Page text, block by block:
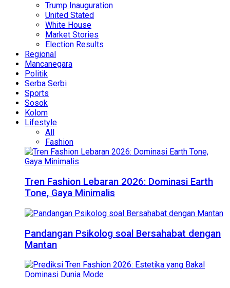
Trump Inauguration
United Stated
White House
Market Stories
Election Results
Regional
Mancanegara
Politik
Serba Serbi
Sports
Sosok
Kolom
Lifestyle
All
Fashion
Tren Fashion Lebaran 2026: Dominasi Earth
Tone, Gaya Minimalis
Pandangan Psikolog soal Bersahabat dengan
Mantan